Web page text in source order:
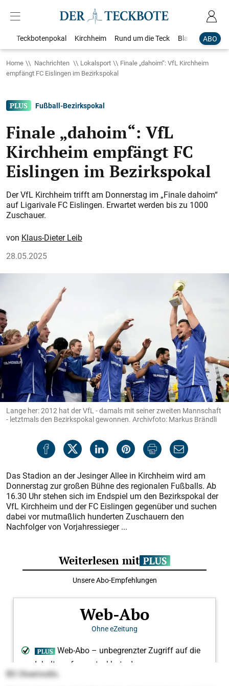
ABO
Teckbotenpokal Kirchheim Rund um die Teck Blaulicht
Home Nachrichten Lokalsport
Finale „dahoim“: VfL Kirchheim
empfängt FC Eislingen im Bezirkspokal
Fußball-Bezirkspokal
Finale „dahoim“: VfL
Kirchheim empfängt FC
Eislingen im Bezirkspokal
Der VfL Kirchheim trifft am Donnerstag im „Finale dahoim“
auf Ligarivale FC Eislingen. Erwartet werden bis zu 1000
Zuschauer.
Klaus-Dieter Leib
28.05.2025
Lange her: 2012 hat der VfL - damals mit seiner zweiten Mannschaft
- letztmals den Bezirkspokal gewonnen. Archivfoto: Markus Brändli
Das Stadion an der Jesinger Allee in Kirchheim wird am
Donnerstag zur großen Bühne des regionalen Fußballs. Ab
16.30 Uhr stehen sich im Endspiel um den Bezirkspokal der
VfL Kirchheim und der FC Eislingen gegenüber und suchen
dabei vor mutmaßlich hunderten Zuschauern den
Nachfolger von Vorjahressieger ...
BS Oloemodlo.